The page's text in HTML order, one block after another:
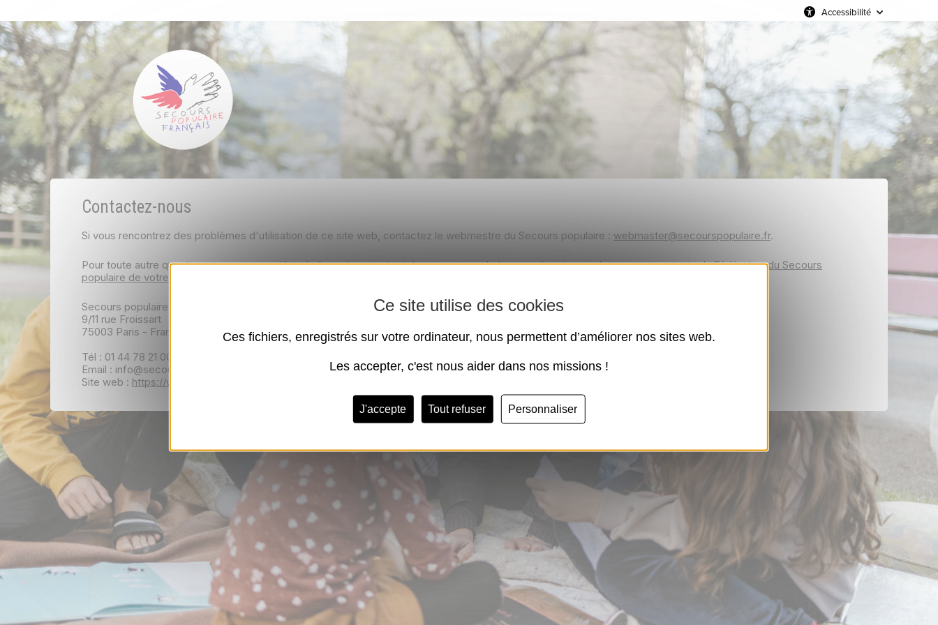
Accessibilité
Contactez-nous
Si vous rencontrez des problèmes d'utilisation de ce site web, contactez le webmestre du Secours populaire : webmaster@secourspopulaire.fr.
Pour toute autre question, vous pouvez utiliserle formulaire contact de notre site web, les coordonnées ci-dessous ou contacterla Fédération du Secours
populaire de votre département
Secours populaire français
9/11 rue Froissart
75003 Paris - France
Tél : 01 44 78 21 00
Email : info@secourspopulaire.fr
Site web : https://www.secourspopulaire.fr
Ce site utilise des cookies
Ces fichiers, enregistrés sur votre ordinateur, nous permettent d’améliorer nos sites web.
Les accepter, c'est nous aider dans nos missions !
J'accepte Tout refuser Personnaliser